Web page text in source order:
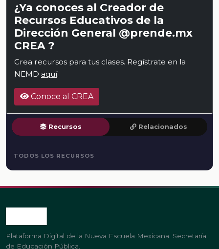
¿Ya conoces al Creador de
Recursos Educativos de la
Dirección General @prende.mx
CREA ?
Crea recursos para tus clases. Regístrate en la
NEMD aquí.
Conoce al CREA
Recursos Relacionados
TODOS LOS RECURSOS
Plataforma Digital de la Nueva Escuela Mexicana. Secretaría
de Educación Pública.